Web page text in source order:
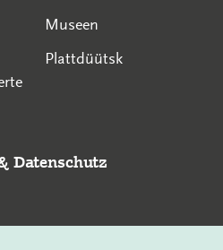
Museen
Plattdüütsk
Datenschutz